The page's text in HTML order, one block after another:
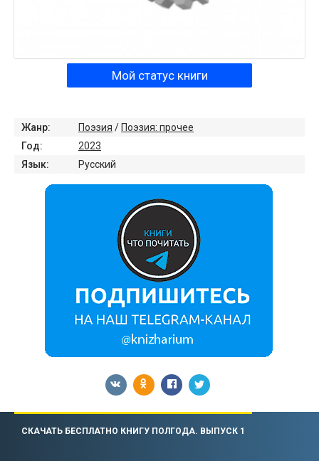
Мой статус книги
Жанр: Поэзия / Поэзия: прочее
Год:
2023
Язык:
Русский
СКАЧАТЬ БЕСПЛАТНО КНИГУ ПОЛГОДА. ВЫПУСК 1